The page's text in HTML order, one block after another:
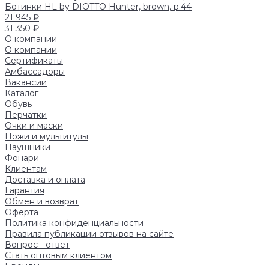
Ботинки HL by DIOTTO Hunter, brown, р.44
21 945 ₽
31 350 ₽
О компании
О компании
Сертификаты
Амбассадоры
Вакансии
Каталог
Обувь
Перчатки
Очки и маски
Ножи и мультитулы
Наушники
Фонари
Клиентам
Доставка и оплата
Гарантия
Обмен и возврат
Оферта
Политика конфиденциальности
Правила публикации отзывов на сайте
Вопрос - ответ
Стать оптовым клиентом